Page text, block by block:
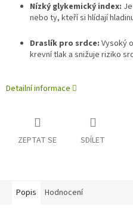
Nízký glykemický index:
nebo ty, kteří si hlídají
Draslík pro srdce: Vysoký
krevní tlak a snižuje riziko
Detailní informace
ZEPTAT SE SDÍLET
Popis Hodnocení